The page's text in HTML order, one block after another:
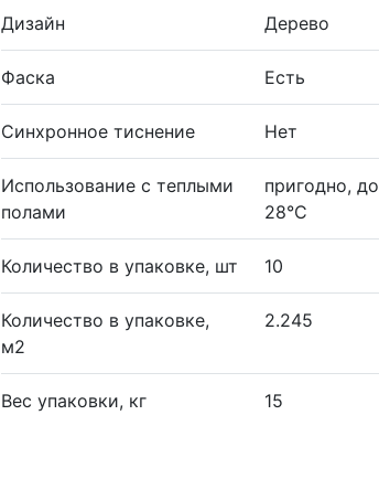
Дизайн Дерево
Фаска Есть
Синхронное тиснение Нет
Использование с теплыми
полами
пригодно, до
28°С
Количество в упаковке, шт 10
Количество в упаковке,
м2
2.245
Вес упаковки, кг 15